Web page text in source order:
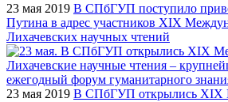
23 мая 2019 В СПбГУП поступило
Путина в адрес участников XIX
Лихачевских научных чтений
23 мая 2019 В СПбГУП открылись XIX